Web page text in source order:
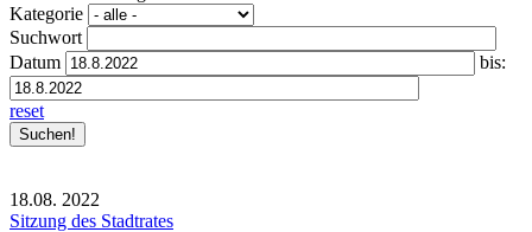
Kategorie
Suchwort
Datum
bis:
reset
18.08. 2022
Sitzung des Stadtrates